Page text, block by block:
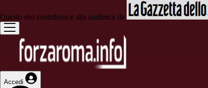
Questo sito contribuisce alla audience de
Accedi